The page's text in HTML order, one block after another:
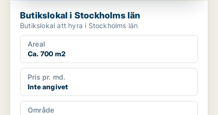
Butikslokal i Stockholms län
Butikslokal att hyra i Stockholms län
Areal
Ca. 700 m2
Pris pr. md.
Inte angivet
Område